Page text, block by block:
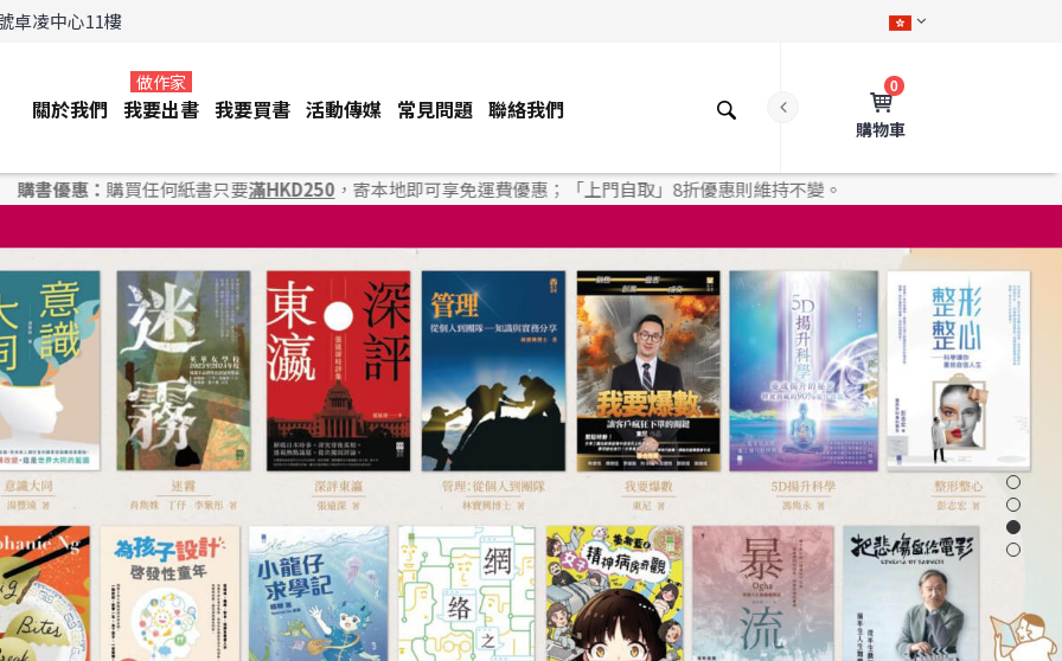
卓凌中心11樓
0
購物車
關於我們 我要出書
做作家
我要買書 活動傳媒 常見問題 聯絡我們
任何紙書只要滿HKD250，寄本地即可享免運費優惠；「上門自取」8折優惠則維持不變。